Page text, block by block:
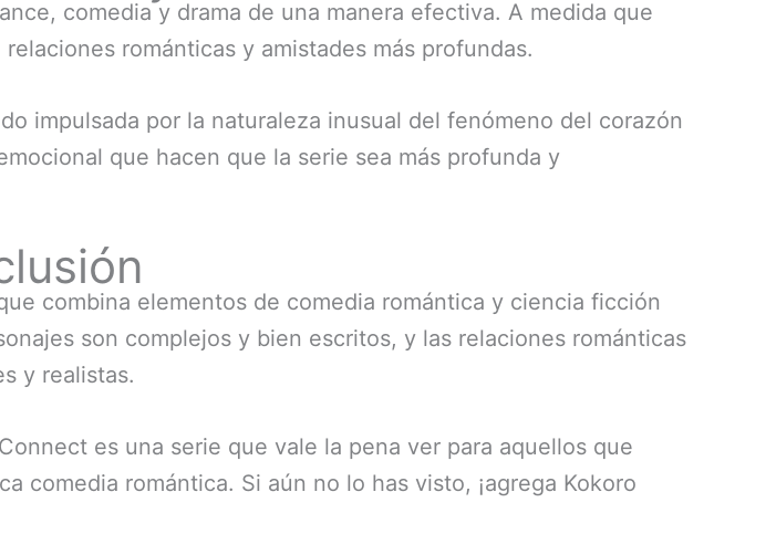
comedia y drama de una manera efectiva. A medida que
románticas y amistades más profundas.
impulsada por la naturaleza inusual del fenómeno del corazón
que hacen que la serie sea más profunda y
combina elementos de comedia romántica y ciencia ficción
son complejos y bien escritos, y las relaciones románticas
y realistas.
es una serie que vale la pena ver para aquellos que
comedia romántica. Si aún no lo has visto, ¡agrega Kokoro